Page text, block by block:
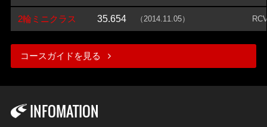
2輪ミニクラス 35.654 （2014.11.05）
コースガイドを見る
INFOMATION